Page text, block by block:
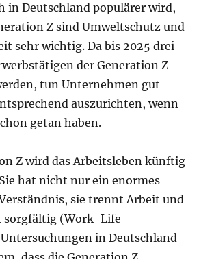
in Deutschland populärer wird,
Z sind Umweltschutz und
sehr wichtig. Da bis 2025 drei
der Generation Z
tun Unternehmen gut
auszurichten, wenn
getan haben.
Z wird das Arbeitsleben künftig
hat nicht nur ein enormes
sie trennt Arbeit und
sorgfältig (Work-Life-
in Deutschland